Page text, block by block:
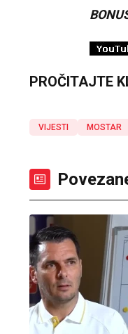
PROČITAJTE
VIJESTI MOSTAR